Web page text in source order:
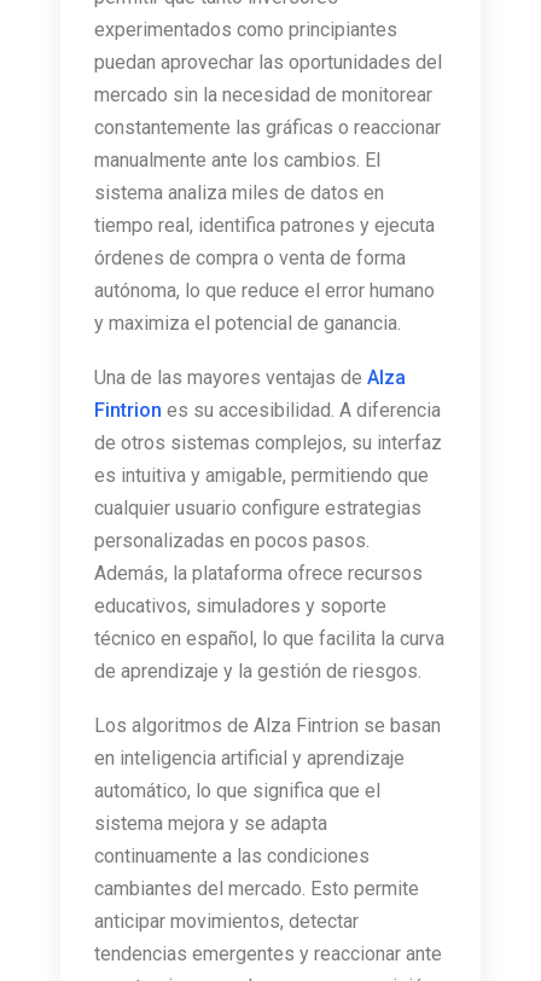
experimentados como principiantes
puedan aprovechar las oportunidades del
mercado sin la necesidad de monitorear
constantemente las gráficas o reaccionar
manualmente ante los cambios. El
sistema analiza miles de datos en
tiempo real, identifica patrones y ejecuta
órdenes de compra o venta de forma
autónoma, lo que reduce el error humano
y maximiza el potencial de ganancia.
Una de las mayores ventajas de Alza
Fintrion es su accesibilidad. A diferencia
de otros sistemas complejos, su interfaz
es intuitiva y amigable, permitiendo que
cualquier usuario configure estrategias
personalizadas en pocos pasos.
Además, la plataforma ofrece recursos
educativos, simuladores y soporte
técnico en español, lo que facilita la curva
de aprendizaje y la gestión de riesgos.
Los algoritmos de Alza Fintrion se basan
en inteligencia artificial y aprendizaje
automático, lo que significa que el
sistema mejora y se adapta
continuamente a las condiciones
cambiantes del mercado. Esto permite
anticipar movimientos, detectar
tendencias emergentes y reaccionar ante